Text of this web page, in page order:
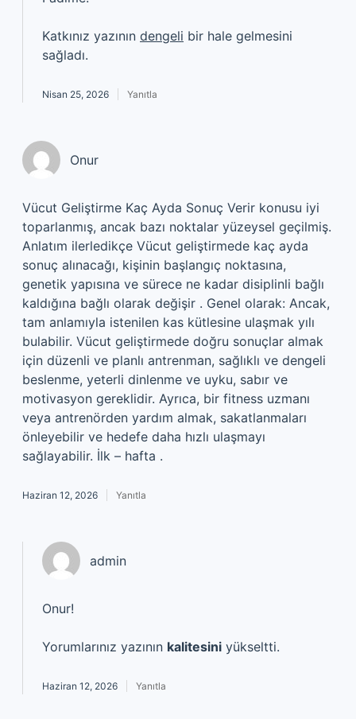
Katkınız yazının dengeli bir hale gelmesini
sağladı.
Nisan 25, 2026 Yanıtla
Onur
Vücut Geliştirme Kaç Ayda Sonuç Verir konusu iyi
toparlanmış, ancak bazı noktalar yüzeysel geçilmiş.
Anlatım ilerledikçe Vücut geliştirmede kaç ayda
sonuç alınacağı, kişinin başlangıç noktasına,
genetik yapısına ve sürece ne kadar disiplinli bağlı
kaldığına bağlı olarak değişir . Genel olarak: Ancak,
tam anlamıyla istenilen kas kütlesine ulaşmak yılı
bulabilir. Vücut geliştirmede doğru sonuçlar almak
için düzenli ve planlı antrenman, sağlıklı ve dengeli
beslenme, yeterli dinlenme ve uyku, sabır ve
motivasyon gereklidir. Ayrıca, bir fitness uzmanı
veya antrenörden yardım almak, sakatlanmaları
önleyebilir ve hedefe daha hızlı ulaşmayı
sağlayabilir. İlk – hafta .
Haziran 12, 2026 Yanıtla
admin
Onur!
Yorumlarınız yazının kalitesini yükseltti.
Haziran 12, 2026 Yanıtla